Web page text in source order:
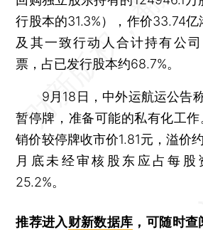
行股本的31.3%），作价33.74
及其一致行动人合计持有公
票，占已发行股本约68.7%。
9月18日，中外运航运公告称
暂停牌，准备可能的私有化工
销价较停牌收市价1.81元，溢价
月底未经审核股东应占每股
25.2%。
推荐进入财新数据库 ，可随时查